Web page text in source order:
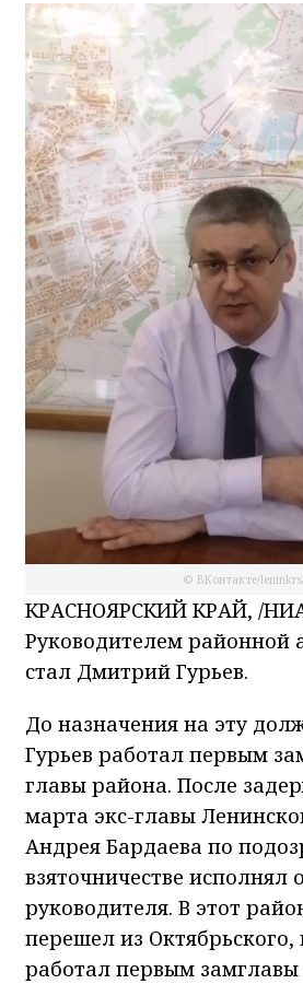
© ВКонтакте/
КРАСНОЯРСКИЙ КРАЙ, /
Руководителем районной
стал Дмитрий Гурьев.
До назначения на эту
Гурьев работал первым
главы района. После
марта экс-главы
Андрея Бардаева по
взяточничестве исполнял
руководителя. В этот
перешел из Октябрьского,
работал первым замглавы